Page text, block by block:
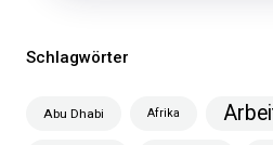
Schlagwörter
Abu Dhabi Afrika